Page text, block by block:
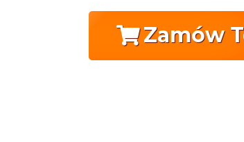
Zamów